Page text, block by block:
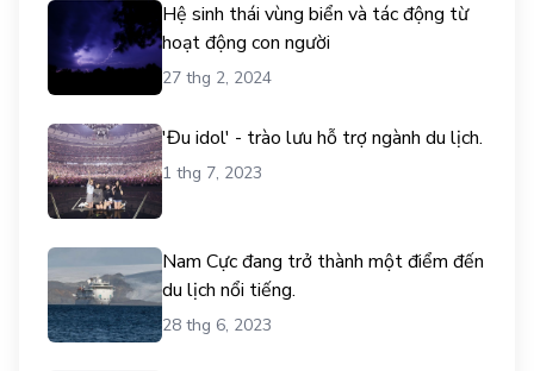
Hệ sinh thái vùng biển và tác động từ
hoạt động con người
27 thg 2, 2024
'Đu idol' - trào lưu hỗ trợ ngành du lịch.
1 thg 7, 2023
Nam Cực đang trở thành một điểm đến
du lịch nổi tiếng.
28 thg 6, 2023